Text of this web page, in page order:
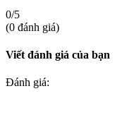
0/5
(0 đánh giá)
Viết đánh giá của bạn
Đánh giá: